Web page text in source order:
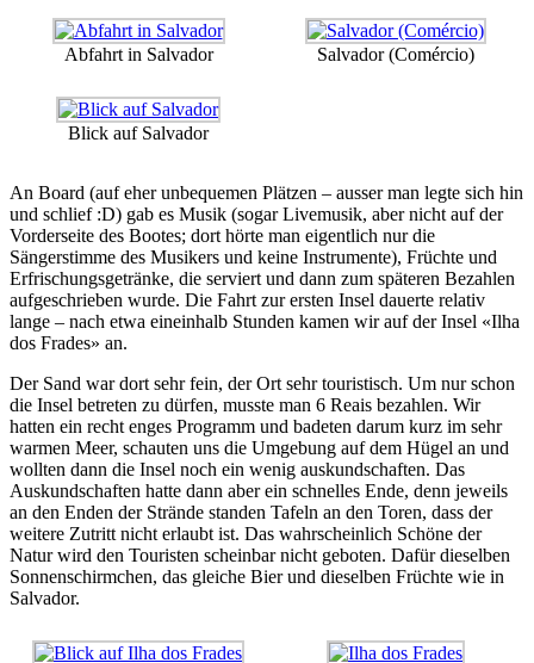
Abfahrt in Salvador Salvador (Comércio)
Blick auf Salvador
An Board (auf eher unbequemen Plätzen – ausser man legte sich hin
und schlief :D) gab es Musik (sogar Livemusik, aber nicht auf der
Vorderseite des Bootes; dort hörte man eigentlich nur die
Sängerstimme des Musikers und keine Instrumente), Früchte und
Erfrischungsgetränke, die serviert und dann zum späteren Bezahlen
aufgeschrieben wurde. Die Fahrt zur ersten Insel dauerte relativ
lange – nach etwa eineinhalb Stunden kamen wir auf der Insel «Ilha
dos Frades» an.
Der Sand war dort sehr fein, der Ort sehr touristisch. Um nur schon
die Insel betreten zu dürfen, musste man 6 Reais bezahlen. Wir
hatten ein recht enges Programm und badeten darum kurz im sehr
warmen Meer, schauten uns die Umgebung auf dem Hügel an und
wollten dann die Insel noch ein wenig auskundschaften. Das
Auskundschaften hatte dann aber ein schnelles Ende, denn jeweils
an den Enden der Strände standen Tafeln an den Toren, dass der
weitere Zutritt nicht erlaubt ist. Das wahrscheinlich Schöne der
Natur wird den Touristen scheinbar nicht geboten. Dafür dieselben
Sonnenschirmchen, das gleiche Bier und dieselben Früchte wie in
Salvador.